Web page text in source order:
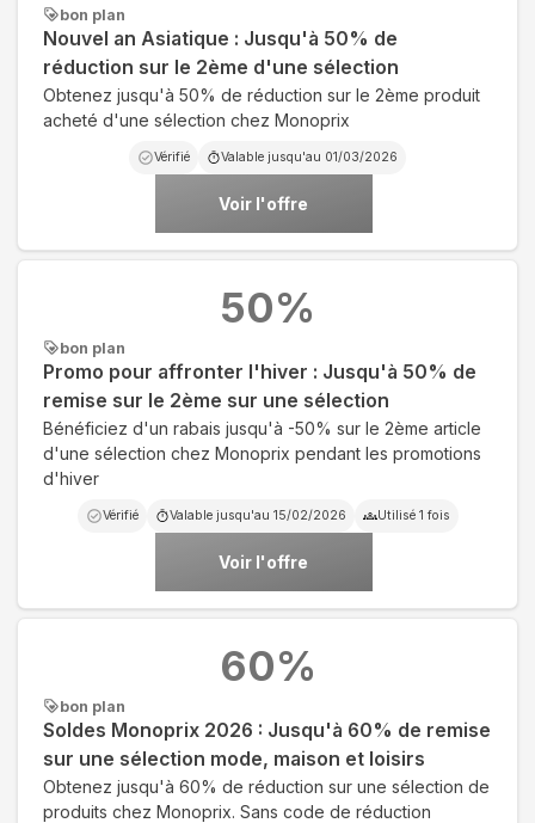
bon plan
Nouvel an Asiatique : Jusqu'à 50% de
réduction sur le 2ème d'une sélection
Obtenez jusqu'à 50% de réduction sur le 2ème produit
acheté d'une sélection chez Monoprix
Vérifié Valable jusqu'au 01/03/2026
Voir l'offre
bon plan
Promo pour affronter l'hiver : Jusqu'à 50% de
remise sur le 2ème sur une sélection
Bénéficiez d'un rabais jusqu'à -50% sur le 2ème article
d'une sélection chez Monoprix pendant les promotions
d'hiver
Vérifié Valable jusqu'au 15/02/2026 Utilisé 1 fois
Voir l'offre
50%
bon plan
Soldes Monoprix 2026 : Jusqu'à 60% de remise
sur une sélection mode, maison et loisirs
Obtenez jusqu'à 60% de réduction sur une sélection de
produits chez Monoprix. Sans code de réduction
60%